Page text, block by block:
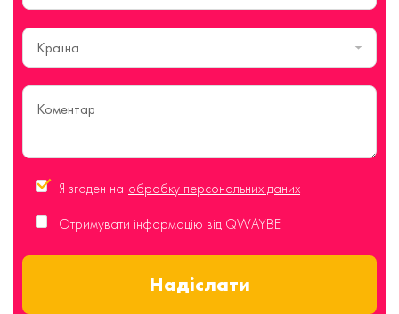
Країна
Я згоден на обробку персональних даних
Отримувати інформацію від QWAYBE
Надіслати